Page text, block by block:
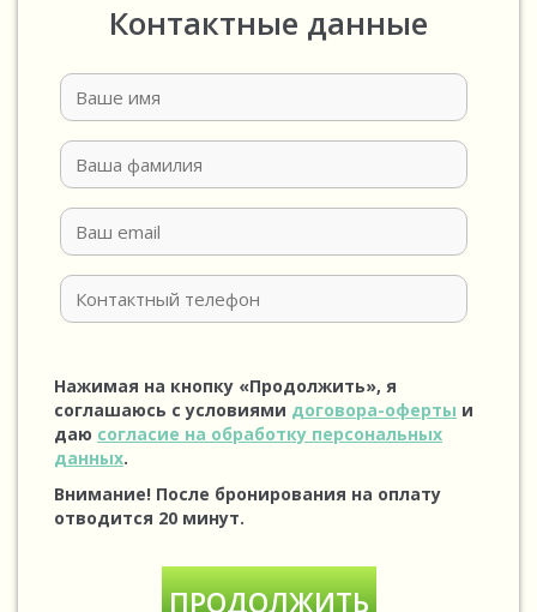
Контактные данные
Нажимая на кнопку «Продолжить», я
соглашаюсь с условиями договора-оферты и
даю согласие на обработку персональных
данных.
Внимание! После бронирования на оплату
отводится 20 минут.